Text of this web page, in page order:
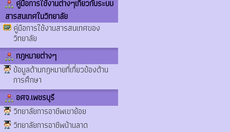
คู่มือการใช้งานต่างๆเกี่ยวกับระบบ
สารสนเทศในวิทยาลัย
คู่มือการใช้งานสารสนเทศของ
วิทยาลัย
กฎหมายต่างๆ
ข้อมูลด้านกฎหมายที่เกี่ยวข้องด้าน
การศึกษา
อศจ.เพชรบุรี
วิทยาลัยการอาชีพเขาย้อย
วิทยาลัยการอาชีพบ้านลาด